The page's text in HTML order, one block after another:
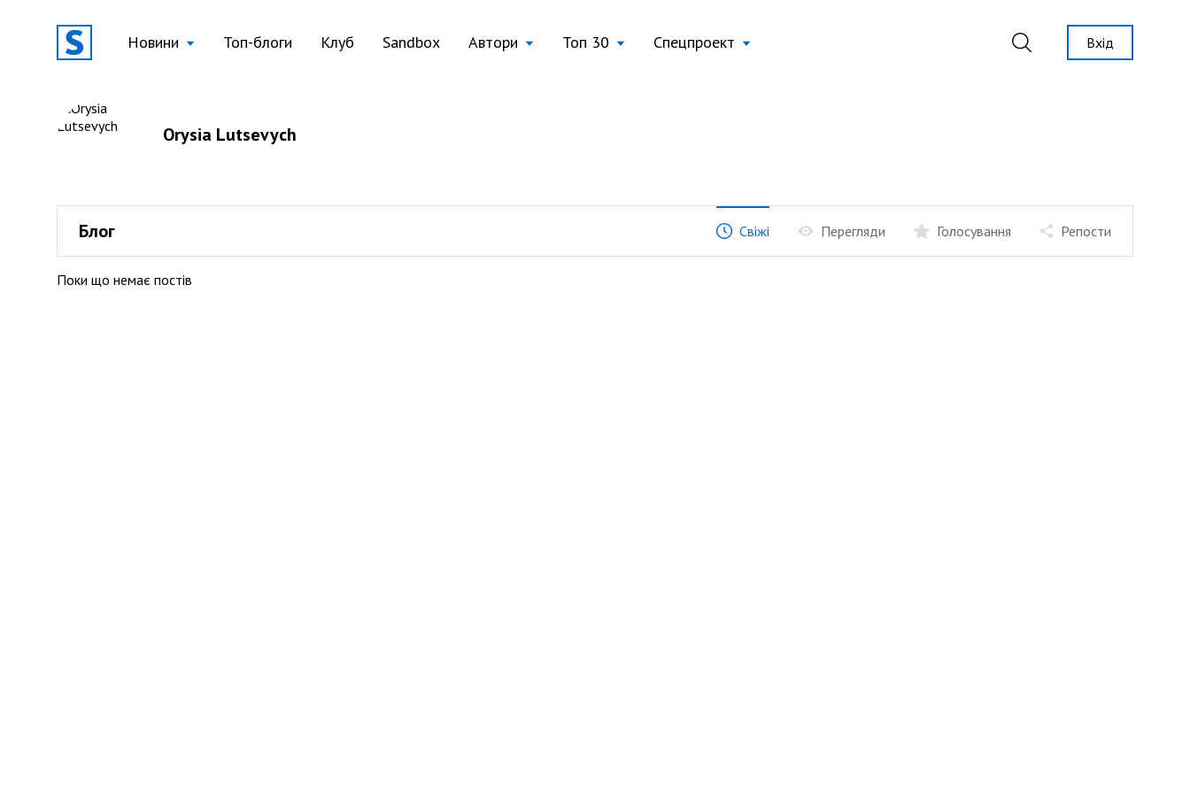
Новини Топ-блоги Клуб Sandbox Автори Топ 30 Спецпроект Вхід
Orysia Lutsevych
Блог Свіжі Перегляди Голосування Репости
Поки що немає постів